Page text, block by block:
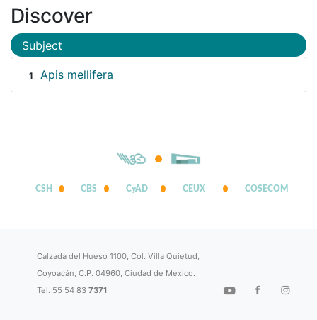
Discover
Subject
1 Apis mellifera
CSH CBS CyAD CEUX COSECOM
Calzada del Hueso 1100, Col. Villa Quietud,
Coyoacán, C.P. 04960, Ciudad de México.
Tel. 55 54 837371